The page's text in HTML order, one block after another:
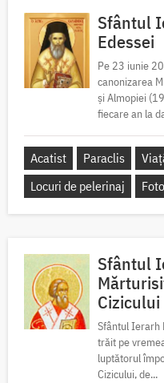
Sfântul
Edessei
Pe 23 iunie
canonizarea
și Almopiei
fiecare an la
Acatist Paraclis
Locuri de pelerinaj
Sfântul
Cizicului
Sfântul Ierarh
trăit pe
luptătorul
Cizicului, de...